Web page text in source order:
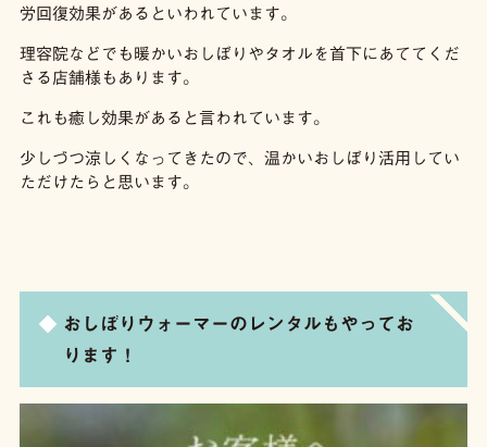
労回復効果があるといわれています。
理容院などでも暖かいおしぼりやタオルを首下にあててくだ
さる店舗様もあります。
これも癒し効果があると言われています。
少しづつ涼しくなってきたので、温かいおしぼり活用してい
ただけたらと思います。
おしぼりウォーマーのレンタルもやってお
ります！